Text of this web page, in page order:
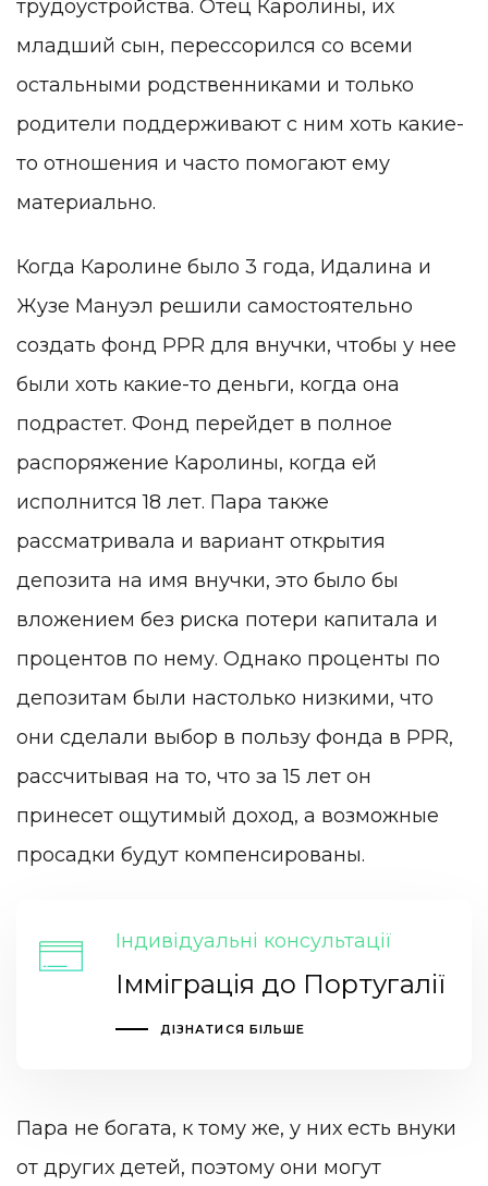
трудоустройства. Отец Каролины, их
младший сын, перессорился со всеми
остальными родственниками и только
родители поддерживают с ним хоть какие-
то отношения и часто помогают ему
материально.
Когда Каролине было 3 года, Идалина и
Жузе Мануэл решили самостоятельно
создать фонд PPR для внучки, чтобы у нее
были хоть какие-то деньги, когда она
подрастет. Фонд перейдет в полное
распоряжение Каролины, когда ей
исполнится 18 лет. Пара также
рассматривала и вариант открытия
депозита на имя внучки, это было бы
вложением без риска потери капитала и
процентов по нему. Однако проценты по
депозитам были настолько низкими, что
они сделали выбор в пользу фонда в PPR,
рассчитывая на то, что за 15 лет он
принесет ощутимый доход, а возможные
просадки будут компенсированы.
Індивідуальні консультації
Імміграція до Португалії
ДІЗНАТИСЯ БІЛЬШЕ
Пара не богата, к тому же, у них есть внуки
от других детей, поэтому они могут